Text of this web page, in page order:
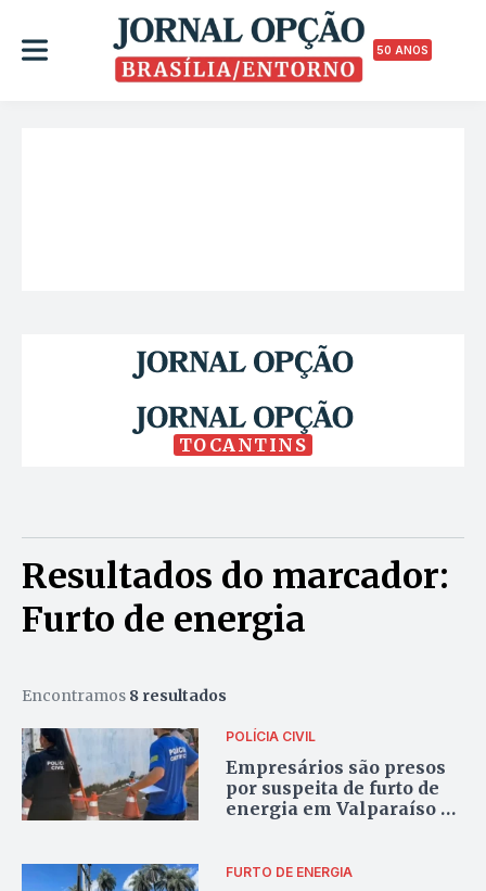
50 ANOS
TOCANTINS
Resultados do marcador:
Furto de energia
Encontramos 8 resultados
POLÍCIA CIVIL
Empresários são presos
por suspeita de furto de
energia em Valparaíso de
FURTO DE ENERGIA